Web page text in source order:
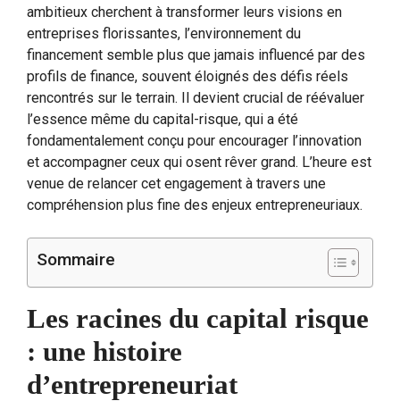
ambitieux cherchent à transformer leurs visions en
entreprises florissantes, l’environnement du
financement semble plus que jamais influencé par des
profils de finance, souvent éloignés des défis réels
rencontrés sur le terrain. Il devient crucial de réévaluer
l’essence même du capital-risque, qui a été
fondamentalement conçu pour encourager l’innovation
et accompagner ceux qui osent rêver grand. L’heure est
venue de relancer cet engagement à travers une
compréhension plus fine des enjeux entrepreneuriaux.
Sommaire
Les racines du capital risque
: une histoire
d’entrepreneuriat